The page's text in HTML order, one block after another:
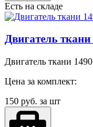
Есть на складе
Двигатель
Двигатель ткани
Цена за комплект:
150 руб. за шт